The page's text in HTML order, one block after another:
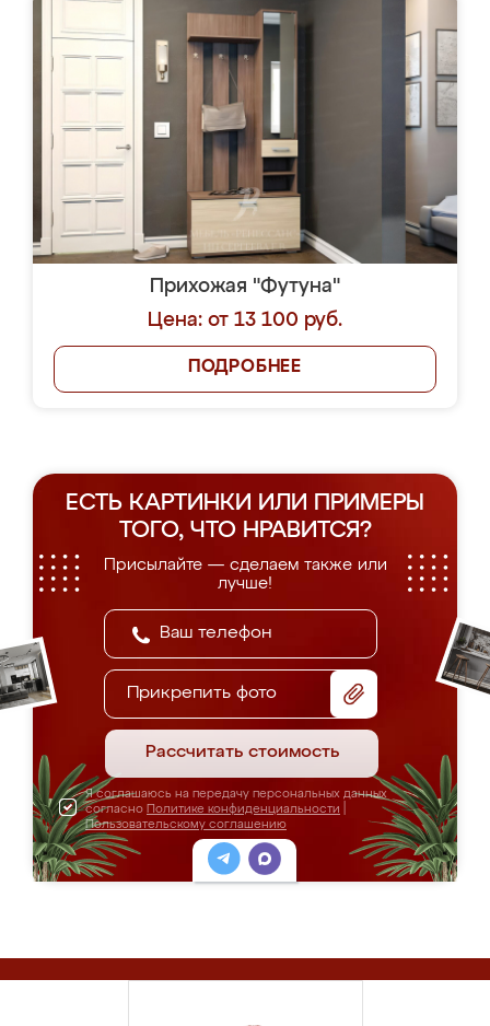
Прихожая "Футуна"
Цена: от 13 100 руб.
ПОДРОБНЕЕ
ЕСТЬ КАРТИНКИ ИЛИ ПРИМЕРЫ
ТОГО, ЧТО НРАВИТСЯ?
Присылайте — сделаем также или
лучше!
Прикрепить фото
Рассчитать стоимость
Я соглашаюсь на передачу персональных данных
согласно Политике конфиденциальности
Пользовательскому соглашению